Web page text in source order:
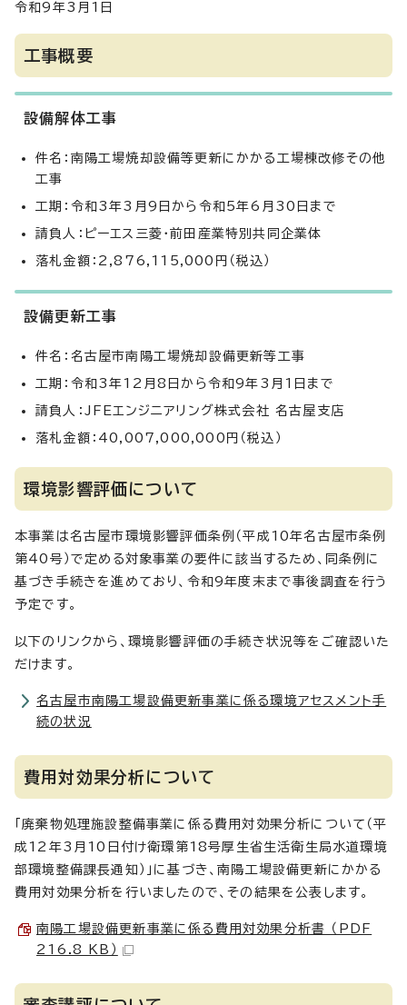
令和9年3月1日
工事概要
設備解体工事
件名：南陽工場焼却設備等更新にかかる工場棟改修その他
工事
工期：令和3年3月9日から令和5年6月30日まで
請負人：ピーエス三菱・前田産業特別共同企業体
落札金額：2,876,115,000円（税込）
設備更新工事
件名：名古屋市南陽工場焼却設備更新等工事
工期：令和3年12月8日から令和9年3月1日まで
請負人：JFEエンジニアリング株式会社 名古屋支店
落札金額：40,007,000,000円（税込）
環境影響評価について
本事業は名古屋市環境影響評価条例（平成10年名古屋市条例
第40号）で定める対象事業の要件に該当するため、同条例に
基づき手続きを進めており、令和9年度末まで事後調査を行う
予定です。
以下のリンクから、環境影響評価の手続き状況等をご確認いた
だけます。
名古屋市南陽工場設備更新事業に係る環境アセスメント手
続の状況
費用対効果分析について
「廃棄物処理施設整備事業に係る費用対効果分析について（平
成12年3月10日付け衛環第18号厚生省生活衛生局水道環境
部環境整備課長通知）」に基づき、南陽工場設備更新にかかる
費用対効果分析を行いましたので、その結果を公表します。
南陽工場設備更新事業に係る費用対効果分析書 （PDF
216.8 KB）